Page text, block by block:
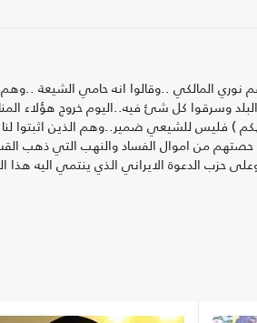
المالكي ..وقالوا انه حامي الشيعة ..وهم
وسرقوا كل شئ فيه..اليوم خروج هؤلاء
) فليس للشيعي ضمير..وهم الذين اثبتوا لنا
من اموال الفساد والنهب التي ذهب
حزب الدعوة الايراني الذي ينتمي اليه هذا